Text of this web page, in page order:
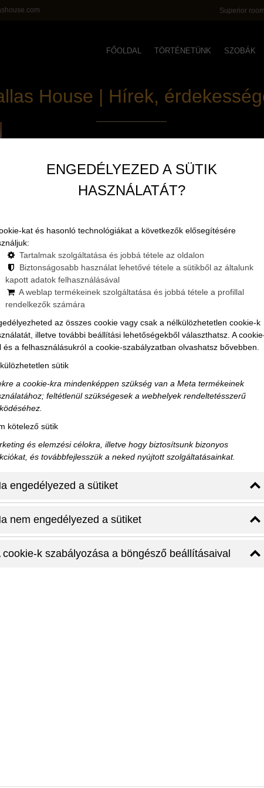
Superior
FŐOLDAL TÖRTÉNETÜNK SZOBÁK
House | Hírek,
– városi séta történ...
jársz. A város egyszerre klasszikus és modern, tele
mind őriznek valamit a régi id...
a klasszikus elegancia...
kultúra, a stílus és a kényelem tökéletes harmóniában
található, így a város sz...
elegancia éle...
ENGEDÉLYEZED A SÜTIK
HASZNÁLATÁT?
kat és hasonló technológiákat a következők elősegítésére
Tartalmak szolgáltatása és jobbá tétele az oldalon
Biztonságosabb használat lehetővé tétele a sütikből az általunk
kapott adatok felhasználásával
A weblap termékeinek szolgáltatása és jobbá tétele a profillal
rendelkezők számára
az összes cookie vagy csak a nélkülözhetetlen cookie-k
illetve további beállítási lehetőségekből választhatsz. A
és a felhasználásukról a cookie-szabályzatban olvashatsz bővebben.
sütik
a cookie-kra mindenképpen szükség van a Meta termékeinek
feltétlenül szükségesek a webhelyek rendeltetésszerű
kötelező sütik
és elemzési célokra, illetve hogy biztosítsunk bizonyos
és továbbfejlesszük a neked nyújtott szolgáltatásainkat.
engedélyezed a sütiket
nem engedélyezed a sütiket
cookie-k szabályozása a böngésző beállításaival